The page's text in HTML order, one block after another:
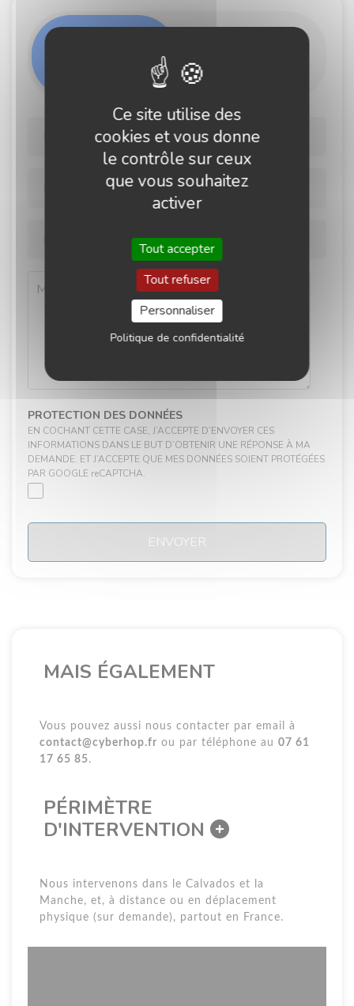
Ce site utilise des
cookies et vous donne
le contrôle sur ceux
que vous souhaitez
activer
Tout accepter
Tout refuser
Personnaliser
Politique de confidentialité
CONTACTER
PRENDRE
PROTECTION DES DONNÉES
EN COCHANT CETTE CASE, J’ACCEPTE D’ENVOYER CES
INFORMATIONS DANS LE BUT D’OBTENIR UNE RÉPONSE À MA
DEMANDE. ET J’ACCEPTE QUE MES DONNÉES SOIENT PROTÉGÉES
PAR GOOGLE reCAPTCHA.
ENVOYER
MAIS ÉGALEMENT
Vous pouvez aussi nous contacter par email à
contact@cyberhop.fr ou par téléphone au 07 61
17 65 85.
PÉRIMÈTRE
D'INTERVENTION
Nous intervenons dans le Calvados et la
Manche, et, à distance ou en déplacement
physique (sur demande), partout en France.